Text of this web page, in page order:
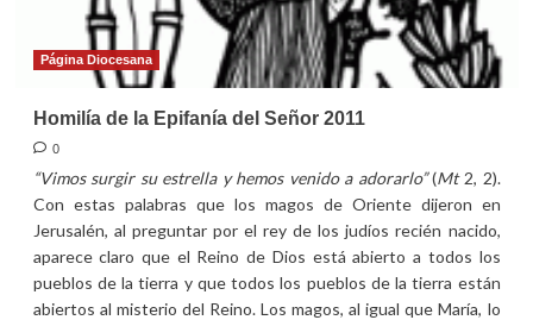
Página Diocesana
Homilía de la Epifanía del Señor 2011
0
“Vimos surgir su estrella y hemos venido a adorarlo”(Mt2, 2).
Con estas palabras que los magos de Oriente dijeron en
Jerusalén, al preguntar por el rey de los judíos recién nacido,
aparece claro que el Reino de Dios está abierto a todos los
pueblos de la tierra y que todos los pueblos de la tierra están
abiertos al misterio del Reino. Los magos, al igual que María, lo